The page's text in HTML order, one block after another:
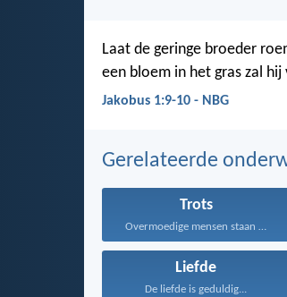
Laat de geringe broeder
een bloem in het gras zal hij
Jakobus 1:9-10 - NBG
Gerelateerde
Trots
Overmoedige mensen staan uiteindelijk...
Liefde
De liefde is geduldig...